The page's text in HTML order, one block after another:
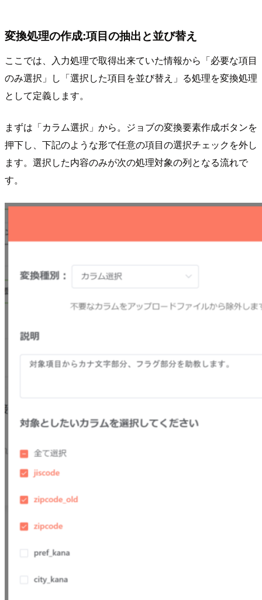
変換処理の作成:項目の抽出と並び替え
ここでは、入力処理で取得出来ていた情報から「必要な項目
のみ選択」し「選択した項目を並び替え」る処理を変換処理
として定義します。
まずは「カラム選択」から。ジョブの変換要素作成ボタンを
押下し、下記のような形で任意の項目の選択チェックを外し
ます。選択した内容のみが次の処理対象の列となる流れで
す。